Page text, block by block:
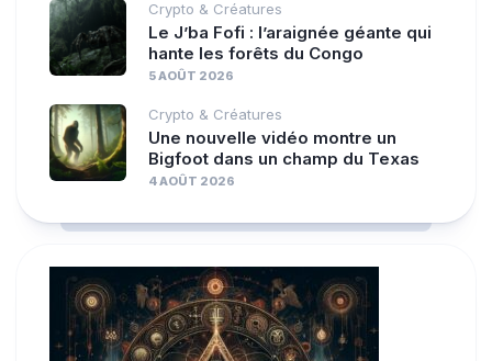
Crypto & Créatures
Le J’ba Fofi : l’araignée géante qui
hante les forêts du Congo
5 AOÛT 2026
Crypto & Créatures
Une nouvelle vidéo montre un
Bigfoot dans un champ du Texas
4 AOÛT 2026